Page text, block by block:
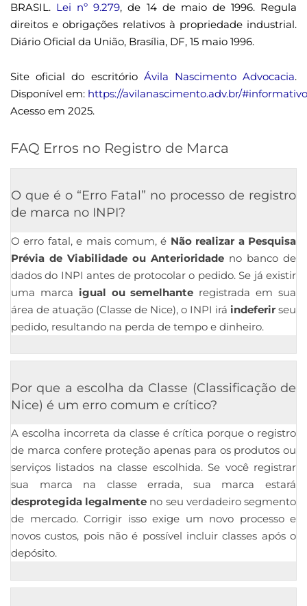
BRASIL. Lei nº 9.279, de 14 de maio de 1996. Regula
direitos e obrigações relativos à propriedade industrial.
Diário Oficial da União, Brasília, DF, 15 maio 1996.
Site oficial do escritório Ávila Nascimento Advocacia.
Disponível em: https://avilanascimento.adv.br/
Acesso em 2025.
FAQ Erros no Registro de Marca
O que é o “Erro Fatal” no processo de registro
de marca no INPI?
O erro fatal, e mais comum, é Não realizar a Pesquisa
Prévia de Viabilidade ou Anterioridade no banco de
dados do INPI antes de protocolar o pedido. Se já existir
uma marca igual ou semelhante registrada em sua
área de atuação (Classe de Nice), o INPI irá indeferir seu
pedido, resultando na perda de tempo e dinheiro.
Por que a escolha da Classe (Classificação de
Nice) é um erro comum e crítico?
A escolha incorreta da classe é crítica porque o registro
de marca confere proteção apenas para os produtos ou
serviços listados na classe escolhida. Se você registrar
sua marca na classe errada, sua marca estará
desprotegida legalmente no seu verdadeiro segmento
de mercado. Corrigir isso exige um novo processo e
novos custos, pois não é possível incluir classes após o
depósito.